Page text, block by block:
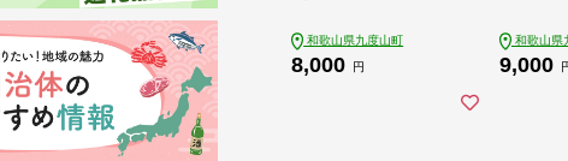
和歌山県九度山町
8,000 円
和歌山県
9,000